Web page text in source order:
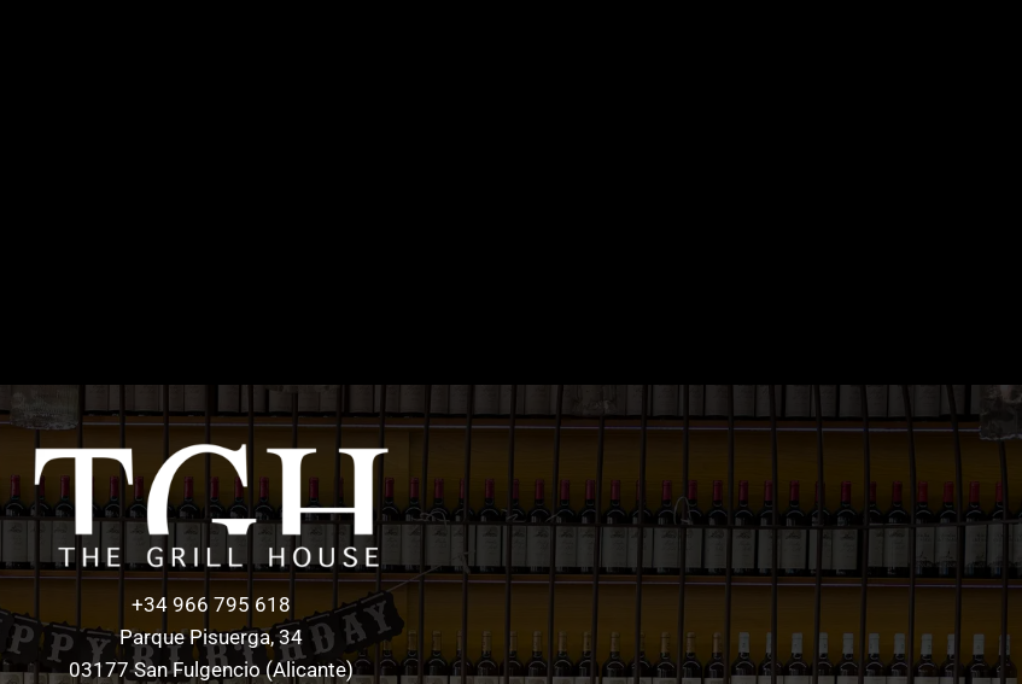
+34 966 795 618
Parque Pisuerga, 34
03177 San Fulgencio (Alicante)